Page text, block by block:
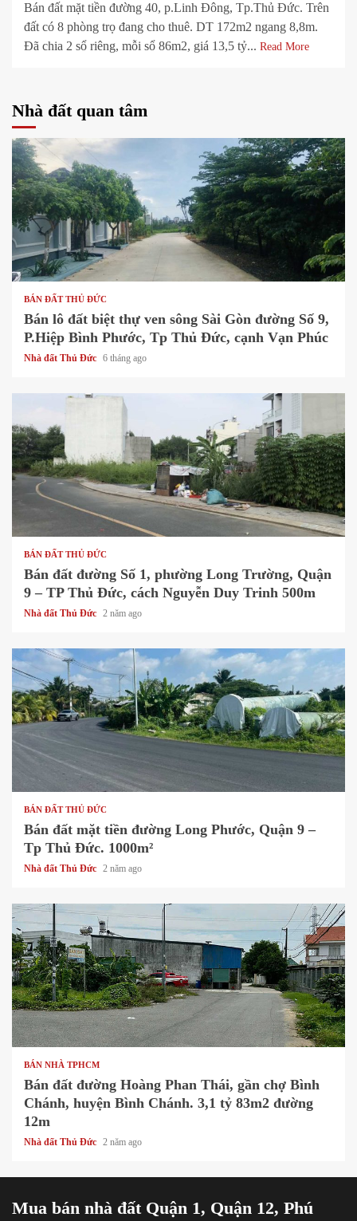
Bán đất mặt tiền đường 40, p.Linh Đông, Tp.Thủ Đức. Trên
đất có 8 phòng trọ đang cho thuê. DT 172m2 ngang 8,8m.
Đã chia 2 sổ riêng, mỗi sổ 86m2, giá 13,5 tỷ... Read More
Nhà đất quan tâm
1 min read
BÁN ĐẤT THỦ ĐỨC
Bán lô đất biệt thự ven sông Sài Gòn đường Số 9,
P.Hiệp Bình Phước, Tp Thủ Đức, cạnh Vạn Phúc
Nhà đất Thủ Đức 6 tháng ago
1 min read
BÁN ĐẤT THỦ ĐỨC
Bán đất đường Số 1, phường Long Trường, Quận
9 – TP Thủ Đức, cách Nguyễn Duy Trinh 500m
Nhà đất Thủ Đức 2 năm ago
1 min read
BÁN ĐẤT THỦ ĐỨC
Bán đất mặt tiền đường Long Phước, Quận 9 –
Tp Thủ Đức. 1000m²
Nhà đất Thủ Đức 2 năm ago
1 min read
BÁN NHÀ TPHCM
Bán đất đường Hoàng Phan Thái, gần chợ Bình
Chánh, huyện Bình Chánh. 3,1 tỷ 83m2 đường
12m
Nhà đất Thủ Đức 2 năm ago
Mua bán nhà đất Quận 1, Quận 12, Phú